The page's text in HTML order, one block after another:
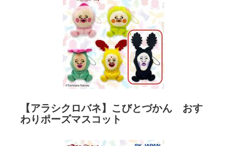
【アラシクロバネ】こびとづかん おす
わりポーズマスコット